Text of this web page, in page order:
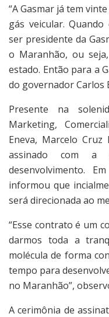
“A Gasmar já tem
gás veicular.
ser presidente da
o Maranhão, ou
estado. Então para a
do governador Carlos
Presente na
Marketing,
Eneva, Marcelo
assinado com a
desenvolvimento.
informou que
será direcionada ao
“Esse contrato é um
darmos toda a
molécula de forma
tempo para
no Maranhão”,
A cerimônia de